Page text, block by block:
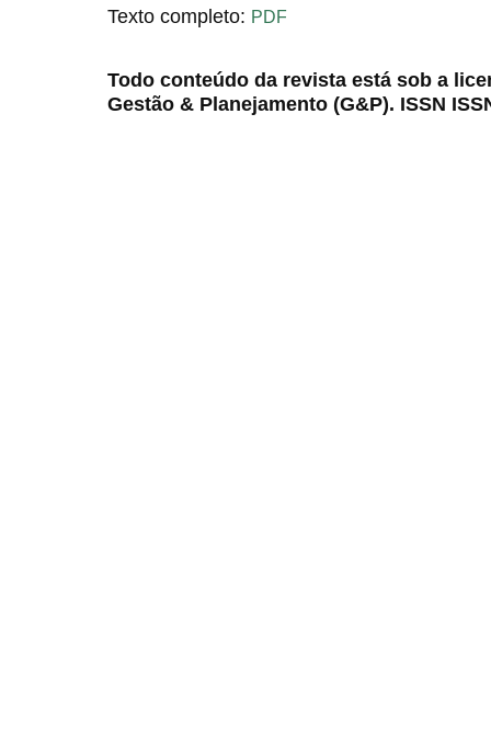
Texto completo: PDF
Todo conteúdo da revista está sob a
Gestão & Planejamento (G&P). ISSN